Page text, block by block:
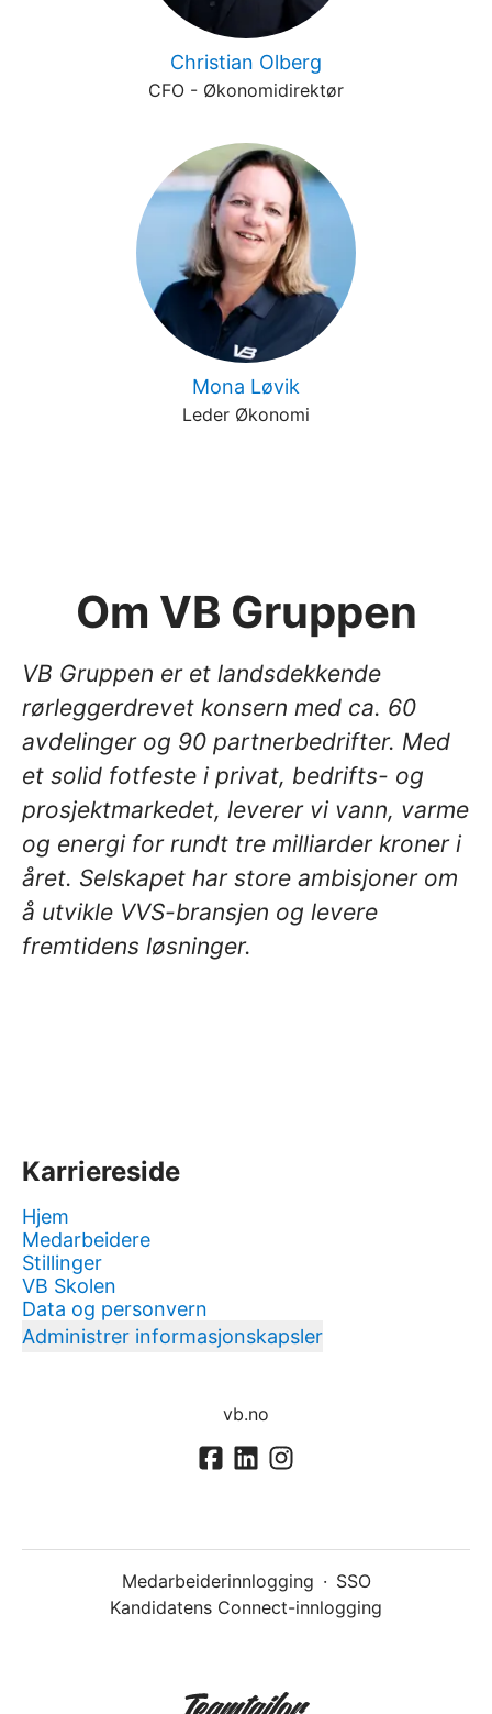
Christian Olberg
CFO - Økonomidirektør
Mona Løvik
Leder Økonomi
Om VB Gruppen
VB Gruppen er et landsdekkende
rørleggerdrevet konsern med ca. 60
avdelinger og 90 partnerbedrifter. Med
et solid fotfeste i privat, bedrifts- og
prosjektmarkedet, leverer vi vann, varme
og energi for rundt tre milliarder kroner i
året. Selskapet har store ambisjoner om
å utvikle VVS-bransjen og levere
fremtidens løsninger.
Karriereside
Hjem
Medarbeidere
Stillinger
VB Skolen
Data og personvern
Administrer informasjonskapsler
vb.no
Medarbeiderinnlogging · SSO
Kandidatens Connect-innlogging